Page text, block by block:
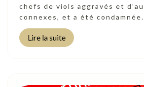
chefs de viols aggravés et
connexes, et a été condamnée.
Lire la suite